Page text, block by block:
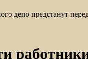
депо предстанут